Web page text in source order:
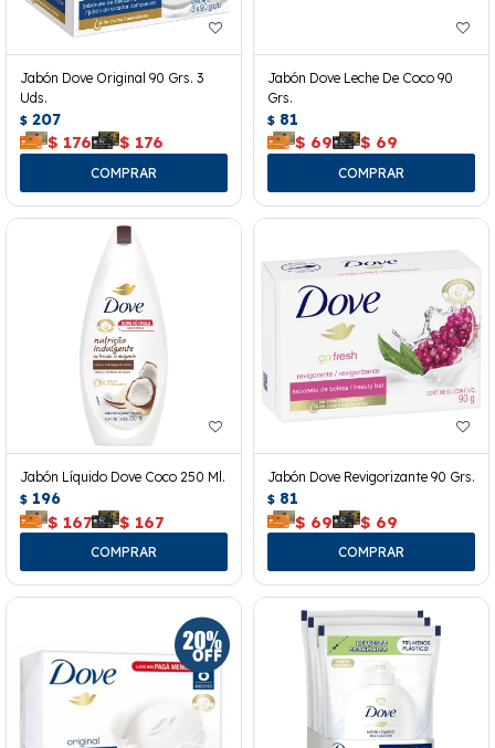
Jabón Dove Original 90 Grs. 3
Uds.
$ 207
$ 176 $ 176
Jabón Dove Leche De Coco 90
Grs.
$ 81
$ 69 $ 69
Jabón Líquido Dove Coco 250 Ml.
$ 196
$ 167 $ 167
Jabón Dove Revigorizante 90 Grs.
$ 81
$ 69 $ 69